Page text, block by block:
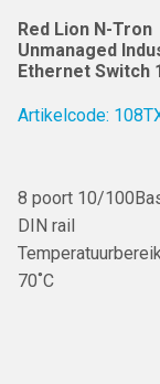
Red Lion N-Tron
Unmanaged
Ethernet Switch
Artikelcode:
8 poort 10/
DIN rail
70˚C